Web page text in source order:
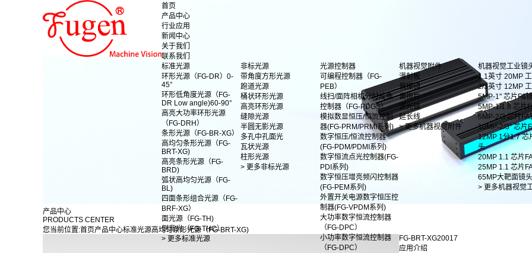
首页
产品中心
行业应用
新闻中心
关于我们
联系我们
标准光源
环形光源（FG-DR）0-
45°
环形低角度光源（FG-
DR Low angle)60-90°
高亮大功率环形光源
（FG-DRH）
条形光源（FG-BR-XG）
高均匀条形光源（FG-
BRT-XG)
高亮条形光源（FG-
BRD)
弧状高均匀光源（FG-
BL)
四面条形组合光源（FG-
BRF-XG）
面光源（FG-TH)
侧背光（FG-THC）
> 更多标准光源
非标光源
带角度方形光源
跑道光源
桶状环形光源
高亮环形光源
缝隙光源
半圆无影光源
多孔中孔面光
瓦状光源
柱形光源
> 更多非标光源
光源控制器
可编程控制器（FG-
PEB）
线扫/面阵相机分时成像
控制器（FG-PDGS）
模拟数显恒压/恒流控制
器(FG-PRM/PRMI系列)
数字恒压/恒流控制器
(FG-PDM/PDMI系列)
数字恒流点光控制器(FG-
PDI系列)
数字恒压增亮频闪控制器
(FG-PEM系列)
外置开关电源数字恒压控
制器(FG-VPDM系列)
大功率数字恒流控制器
（FG-DPC）
小功率数字恒流控制器
（FG-DPC）
机器视觉附件
漫射板
偏振镜
偏振片
滤光镜
延长线
> 更多机器视觉附件
机器视觉工业镜
1.1英寸 20MP
2/3英寸 12MP
5MP-1" 芯片FA
5MP-1/1.8 芯片
5MP-2/3 芯片FA
10MP-2/3" 芯片
12MP 1分1.7 芯
头
20MP 1.1 芯片
25MP 1.1 芯片
65MP大靶面镜头
> 更多机器视觉
产品中心
PRODUCTS CENTER
您当前位置:首页产品中心标准光源高均匀条形光源（FG-BRT-XG)
FG-BRT-XG20017
应用介绍